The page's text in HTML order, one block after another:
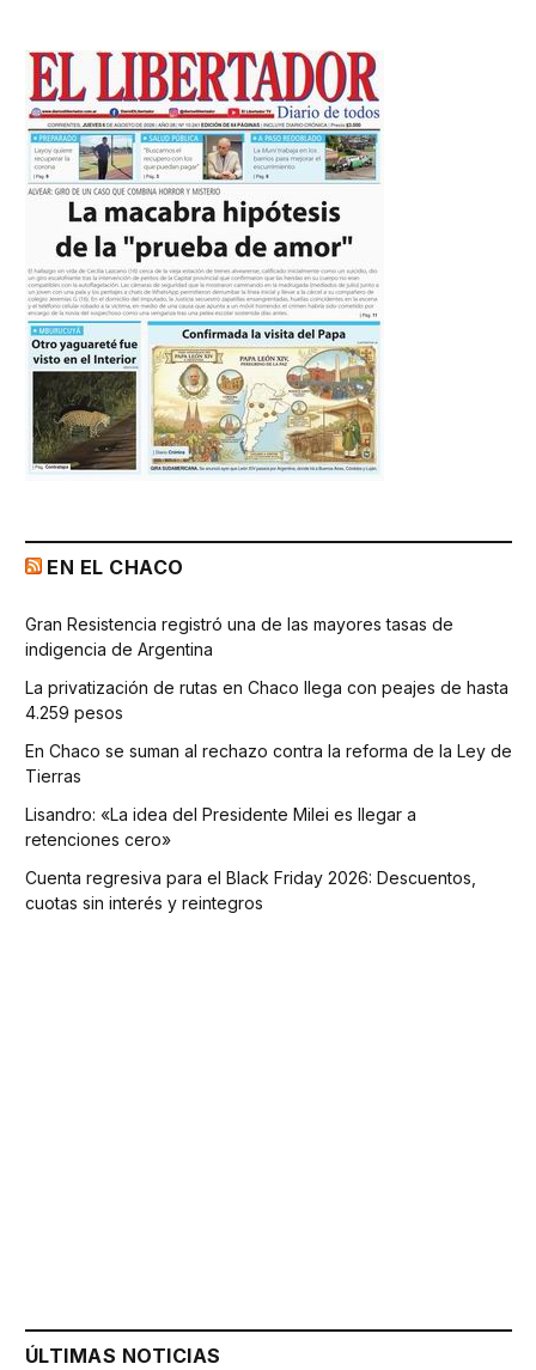
EN EL CHACO
Gran Resistencia registró una de las mayores tasas de
indigencia de Argentina
La privatización de rutas en Chaco llega con peajes de hasta
4.259 pesos
En Chaco se suman al rechazo contra la reforma de la Ley de
Tierras
Lisandro: «La idea del Presidente Milei es llegar a
retenciones cero»
Cuenta regresiva para el Black Friday 2026: Descuentos,
cuotas sin interés y reintegros
ÚLTIMAS NOTICIAS